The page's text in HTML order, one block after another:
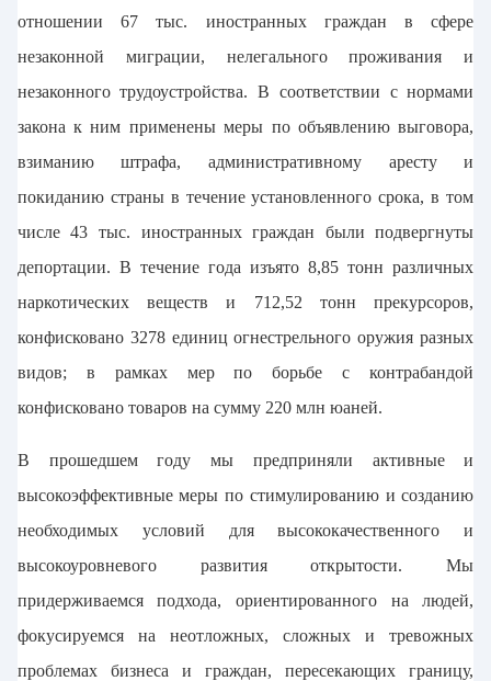
отношении 67 тыс. иностранных граждан в сфере
незаконной миграции, нелегального проживания и
незаконного трудоустройства. В соответствии с нормами
закона к ним применены меры по объявлению выговора,
взиманию штрафа, административному аресту и
покиданию страны в течение установленного срока, в том
числе 43 тыс. иностранных граждан были подвергнуты
депортации. В течение года изъято 8,85 тонн различных
наркотических веществ и 712,52 тонн прекурсоров,
конфисковано 3278 единиц огнестрельного оружия разных
видов; в рамках мер по борьбе с контрабандой
конфисковано товаров на сумму 220 млн юаней.
В прошедшем году мы предприняли активные и
высокоэффективные меры по стимулированию и созданию
необходимых условий для высококачественного и
высокоуровневого развития открытости. Мы
придерживаемся подхода, ориентированного на людей,
фокусируемся на неотложных, сложных и тревожных
проблемах бизнеса и граждан, пересекающих границу,